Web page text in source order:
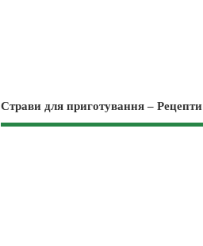
Страви для приготування – Рецепти